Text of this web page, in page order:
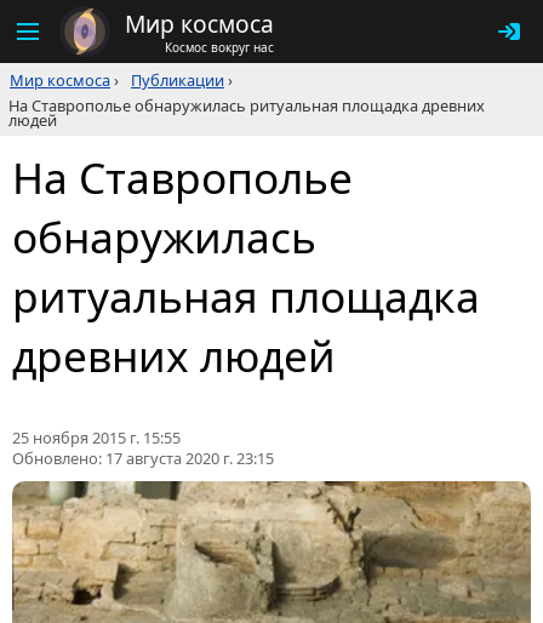
Мир космоса
Космос вокруг нас
Мир космоса› Публикации›
На Ставрополье обнаружилась ритуальная площадка древних
людей
На Ставрополье
обнаружилась
ритуальная площадка
древних людей
25 ноября 2015 г. 15:55
Обновлено: 17 августа 2020 г. 23:15